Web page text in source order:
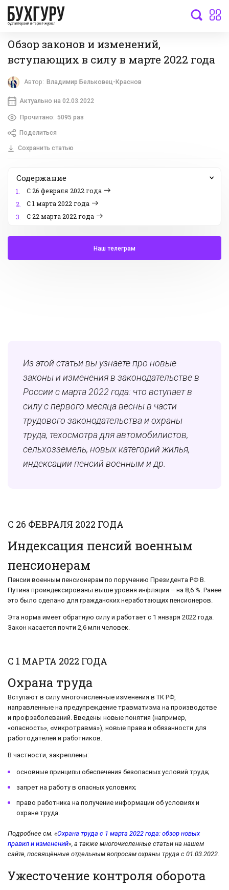
бухгалтерский интернет-журнал
Обзор законов и изменений,
вступающих в силу в марте 2022 года
Автор: Владимир Бельковец-Краснов
Актуально на 02.03.2022
Прочитано: 5095 раз
Поделиться
Сохранить статью
Содержание
1.
С 26 февраля 2022 года
2.
С 1 марта 2022 года
3.
С 22 марта 2022 года
Наш телеграм
Из этой статьи вы узнаете про новые
законы и изменения в законодательстве в
России с марта 2022 года: что вступает в
силу с первого месяца весны в части
трудового законодательства и охраны
труда, техосмотра для автомобилистов,
сельхозземель, новых категорий жилья,
индексации пенсий военным и др.
С 26 ФЕВРАЛЯ 2022 ГОДА
Индексация пенсий военным
пенсионерам
Пенсии военным пенсионерам по поручению Президента РФ В.
Путина проиндексированы выше уровня инфляции – на 8,6 %. Ранее
это было сделано для гражданских неработающих пенсионеров.
Эта норма имеет обратную силу и работает с 1 января 2022 года.
Закон касается почти 2,6 млн человек.
С 1 МАРТА 2022 ГОДА
Охрана труда
Вступают в силу многочисленные изменения в ТК РФ,
направленные на предупреждение травматизма на производстве
и профзаболеваний. Введены новые понятия (например,
«опасность», «микротравма»), новые права и обязанности для
работодателей и работников.
В частности, закреплены:
основные принципы обеспечения безопасных условий труда;
запрет на работу в опасных условиях;
право работника на получение информации об условиях и
охране труда.
Подробнее см. «Охрана труда с 1 марта 2022 года: обзор новых
правил и изменений», а также многочисленные статьи на нашем
сайте, посвящённые отдельным вопросам охраны труда с 01.03.2022.
Ужесточение контроля оборота